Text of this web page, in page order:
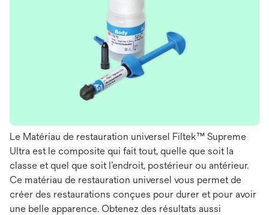
Le Matériau de restauration universel Filtek™ Supreme
Ultra est le composite qui fait tout, quelle que soit la
classe et quel que soit l’endroit, postérieur ou antérieur.
Ce matériau de restauration universel vous permet de
créer des restaurations conçues pour durer et pour avoir
une belle apparence. Obtenez des résultats aussi